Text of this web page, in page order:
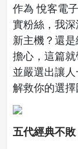
作為 悅客電
實粉絲，我
新主機？還
擔心，這篇
並嚴選出讓
解救你的選擇
五代經典不